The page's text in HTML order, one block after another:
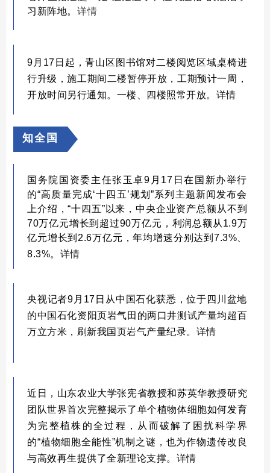
习新阵地。 详情
9月17日起，青山 区图书馆对二楼阅览区域桌椅进
行升级 ，施工期间 二楼暂停开放，工期预计一周，
开放时间另行通知。一楼、四楼照常开放。 详情
知全国
国务院国资委主任张玉卓9月17日在国新办举行
的“高质量完成‘十四五’规划”系列主题新闻发布会
上介绍，“十四五”以来，中央企业资产总额从不到
70万亿元增长到超过90万亿元，利润总额从1.9万
亿元增长到2.6万亿元，年均增速分别达到7.3%、
8.3%。 详情
央视记者9月17日从中国石化获悉，位于四川盆地
的中国石化资阳页岩气田的两口井测试产量均超百
万立方米，刷新我国页岩气产量纪录。 详情
近日，山东农业大学张宪省教授和苏英华教授研究
团队世界首次完整揭示了单个植物体细胞如何发育
为完整植株的全过程， 从而破解了困扰科学界
的“植物细胞全能性”机制之谜，也为作物遗传改良
与高效再生提供了全新理论支撑。 详情